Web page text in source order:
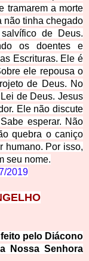
tramarem a morte
não tinha chegado
de Deus.
os doentes e
Escrituras. Ele é
ele repousa o
de Deus. No
de Deus. Jesus
Ele não discute
esperar. Não
quebra o caniço
humano. Por isso,
seu nome.
2019
pelo Diácono
Nossa Senhora